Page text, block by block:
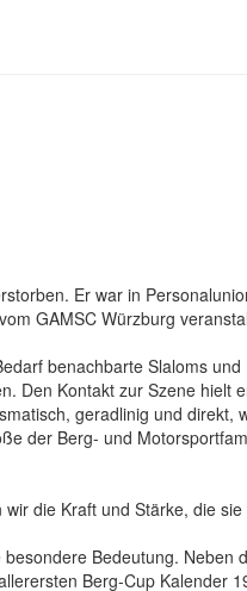
Er war in
GAMSC Würzburg
benachbarte Slaloms und
Den Kontakt zur Szene hielt
geradlinig und direkt,
der Berg- und
die Kraft und Stärke, die
Bedeutung. Neben
Berg-Cup Kalender